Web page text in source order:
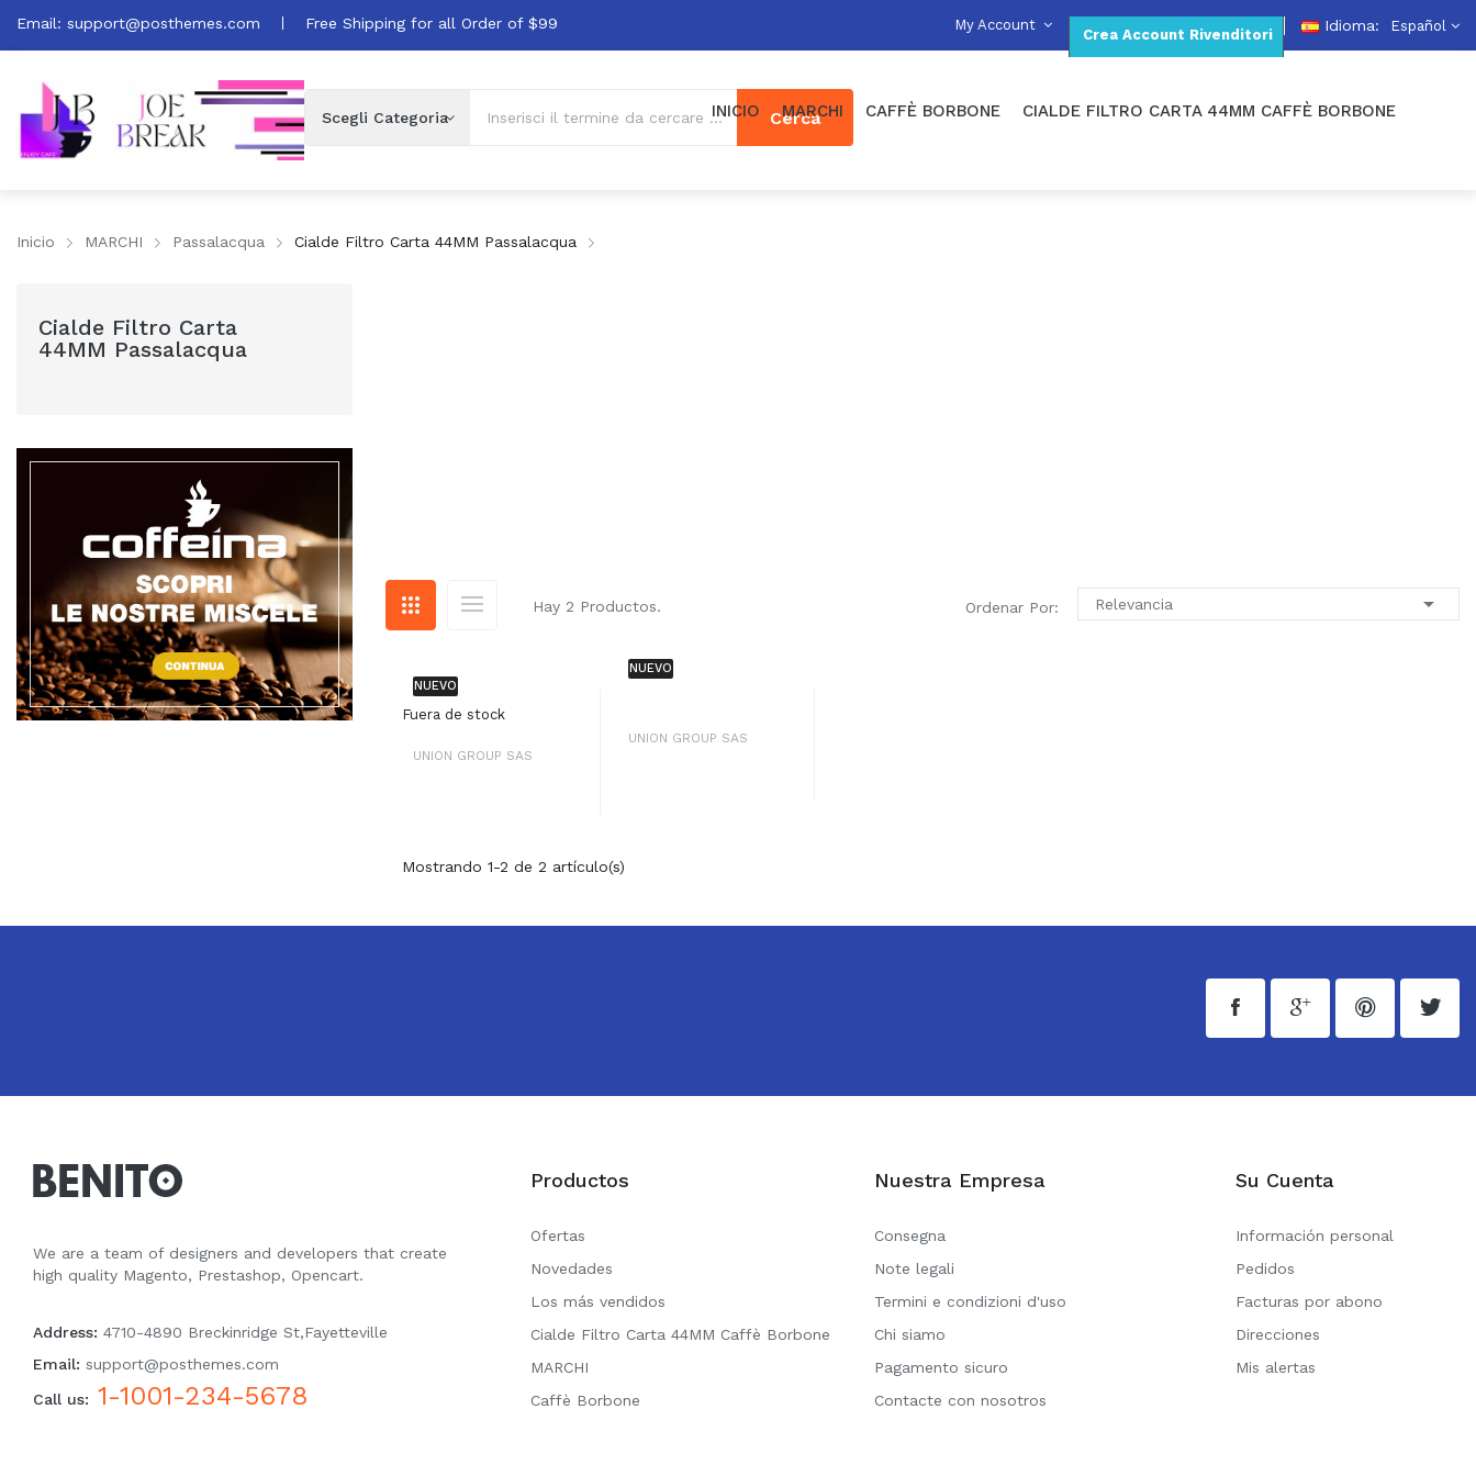
Idioma: Español
Email: support@posthemes.com Free Shipping for all Order of $99
Crea Account Rivenditori
My Account
Cerca
INICIO MARCHI CAFFÈ BORBONE CIALDE FILTRO CARTA 44MM CAFFÈ BORBONE
Inicio MARCHI Passalacqua Cialde Filtro Carta 44MM Passalacqua
Cialde Filtro Carta
44MM Passalacqua
Hay 2 Productos. Ordenar Por: Relevancia 
NUEVO
Fuera de stock
UNION GROUP SAS
NUEVO
UNION GROUP SAS
Mostrando 1-2 de 2 artículo(s)
We are a team of designers and developers that create
high quality Magento, Prestashop, Opencart.
Address: 4710-4890 Breckinridge St,Fayetteville
Email: support@posthemes.com
Call us: 1-1001-234-5678
Productos
Ofertas
Novedades
Los más vendidos
Cialde Filtro Carta 44MM Caffè Borbone
MARCHI
Caffè Borbone
Nuestra Empresa
Consegna
Note legali
Termini e condizioni d'uso
Chi siamo
Pagamento sicuro
Contacte con nosotros
Su Cuenta
Información personal
Pedidos
Facturas por abono
Direcciones
Mis alertas